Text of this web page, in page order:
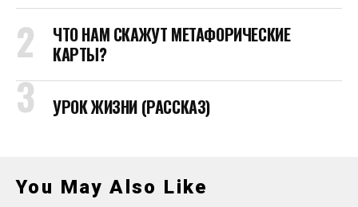
ЧТО НАМ СКАЖУТ МЕТАФОРИЧЕСКИЕ
КАРТЫ?
УРОК ЖИЗНИ (РАССКАЗ)
You May Also Like